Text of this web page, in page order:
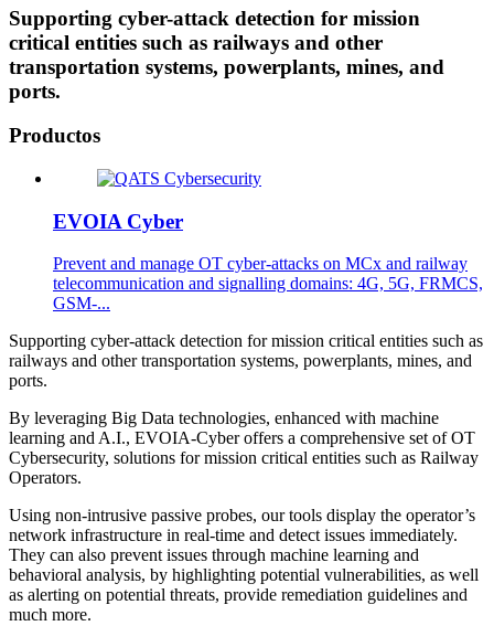
Supporting cyber-attack detection for mission
critical entities such as railways and other
transportation systems, powerplants, mines, and
ports.
Productos
EVOIA Cyber
Prevent and manage OT cyber-attacks on MCx and railway
telecommunication and signalling domains: 4G, 5G, FRMCS,
GSM-...
Supporting cyber-attack detection for mission critical entities such as
railways and other transportation systems, powerplants, mines, and
ports.
By leveraging Big Data technologies, enhanced with machine
learning and A.I., EVOIA-Cyber offers a comprehensive set of OT
Cybersecurity, solutions for mission critical entities such as Railway
Operators.
Using non-intrusive passive probes, our tools display the operator’s
network infrastructure in real-time and detect issues immediately.
They can also prevent issues through machine learning and
behavioral analysis, by highlighting potential vulnerabilities, as well
as alerting on potential threats, provide remediation guidelines and
much more.